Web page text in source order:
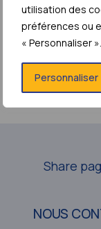
utilisation des
préférences ou
« Personnaliser ».
Personnaliser
Share
NOUS